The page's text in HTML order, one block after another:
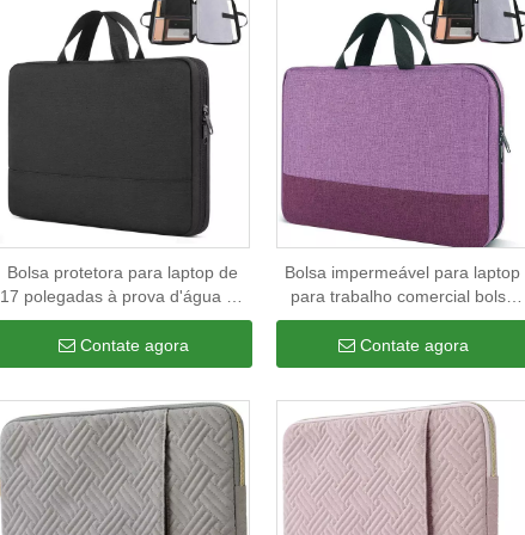
Bolsa protetora para laptop de
17 polegadas à prova d'água de
alta qualidade para negócios
com logotipo personalizado bolsa
protetora para laptop atacado
Contate agora
Bolsa impermeável para laptop
para trabalho comercial bolsa
protetora de computador oxford
de alta qualidade
Contate agora